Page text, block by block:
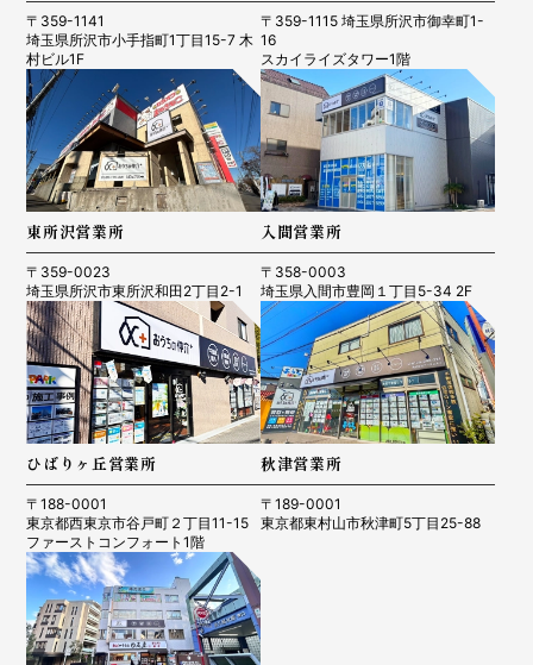
〒359-1141
埼玉県所沢市小手指町1丁目15-7 木
村ビル1F
〒359-1115 埼玉県所沢市御幸町1-
16
スカイライズタワー1階
東所沢営業所
〒359-0023
埼玉県所沢市東所沢和田2丁目2-1
入間営業所
〒358-0003
埼玉県入間市豊岡１丁目5-34 2F
ひばりヶ丘営業所
〒188-0001
東京都西東京市谷戸町２丁目11-15
ファーストコンフォート1階
秋津営業所
〒189-0001
東京都東村山市秋津町5丁目25-88